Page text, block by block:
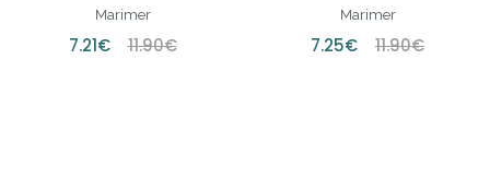
Marimer
7.21€ 11.90€
Marimer
7.25€ 11.90€